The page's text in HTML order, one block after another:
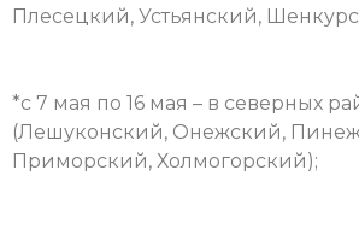
Плесецкий, Устьянский,
*с 7 мая по 16 мая – в северных
(Лешуконский, Онежский,
Приморский, Холмогорский);